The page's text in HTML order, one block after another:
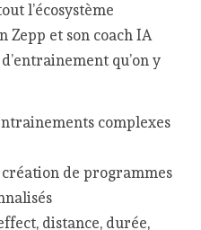
l’écosystème
Zepp et son coach IA
qu’on y
complexes
de programmes
distance, durée,